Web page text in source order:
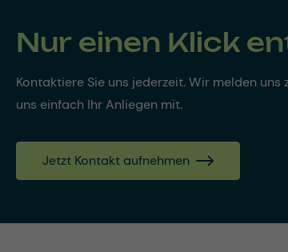
Nur einen Klick
Kontaktiere Sie uns jederzeit. Wir melden
uns einfach Ihr Anliegen mit.
Jetzt Kontakt aufnehmen